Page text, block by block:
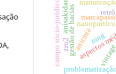
ning
aspectosvintage
retrô
arritmia
gestão de bacias
problematização
anisakidae
zro2
campo sócio-jurídico